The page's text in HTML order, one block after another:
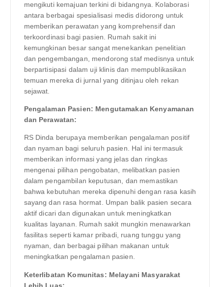
mengikuti kemajuan terkini di bidangnya. Kolaborasi
antara berbagai spesialisasi medis didorong untuk
memberikan perawatan yang komprehensif dan
terkoordinasi bagi pasien. Rumah sakit ini
kemungkinan besar sangat menekankan penelitian
dan pengembangan, mendorong staf medisnya untuk
berpartisipasi dalam uji klinis dan mempublikasikan
temuan mereka di jurnal yang ditinjau oleh rekan
sejawat.
Pengalaman Pasien: Mengutamakan Kenyamanan
dan Perawatan:
RS Dinda berupaya memberikan pengalaman positif
dan nyaman bagi seluruh pasien. Hal ini termasuk
memberikan informasi yang jelas dan ringkas
mengenai pilihan pengobatan, melibatkan pasien
dalam pengambilan keputusan, dan memastikan
bahwa kebutuhan mereka dipenuhi dengan rasa kasih
sayang dan rasa hormat. Umpan balik pasien secara
aktif dicari dan digunakan untuk meningkatkan
kualitas layanan. Rumah sakit mungkin menawarkan
fasilitas seperti kamar pribadi, ruang tunggu yang
nyaman, dan berbagai pilihan makanan untuk
meningkatkan pengalaman pasien.
Keterlibatan Komunitas: Melayani Masyarakat
Lebih Luas: